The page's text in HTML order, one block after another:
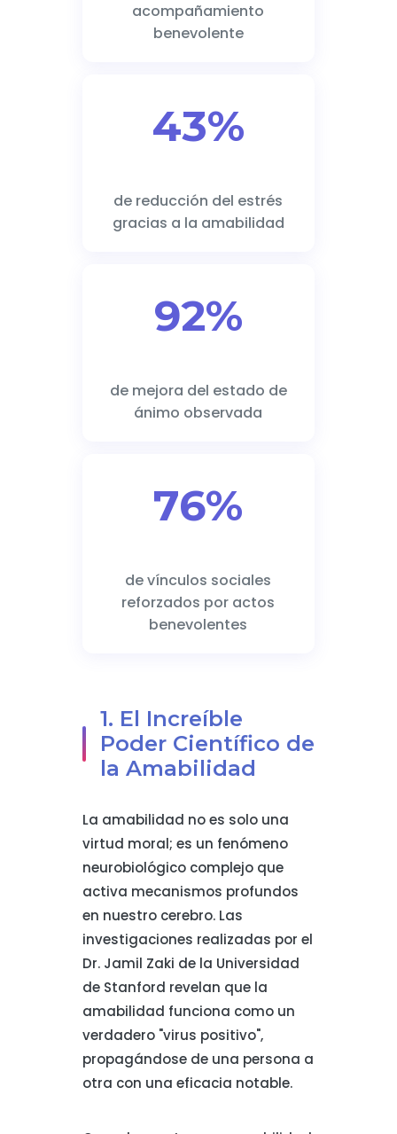
acompañamiento
benevolente
43%
de reducción del estrés
gracias a la amabilidad
92%
de mejora del estado de
ánimo observada
76%
de vínculos sociales
reforzados por actos
benevolentes
1. El Increíble
Poder Científico de
la Amabilidad
La amabilidad no es solo una
virtud moral; es un fenómeno
neurobiológico complejo que
activa mecanismos profundos
en nuestro cerebro. Las
investigaciones realizadas por el
Dr. Jamil Zaki de la Universidad
de Stanford revelan que la
amabilidad funciona como un
verdadero "virus positivo",
propagándose de una persona a
otra con una eficacia notable.